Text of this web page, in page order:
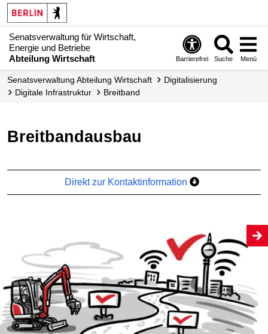
Senatsverwaltung für Wirtschaft,
Energie und Betriebe
Abteilung Wirtschaft
Barrierefrei Suche Menü
Senats­verwaltung Abteilung Wirtschaft
Digitalisierung
Digitale Infrastruktur
Breitband
Breitbandausbau
Direkt zur Kontaktinformation